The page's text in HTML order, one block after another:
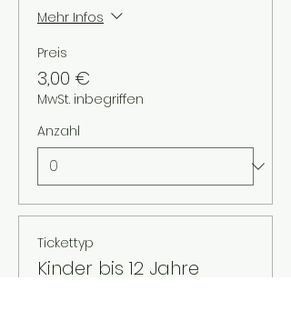
Mehr Infos
Preis
3,00 €
MwSt. inbegriffen
Anzahl
Tickettyp
Kinder bis 12 Jahre